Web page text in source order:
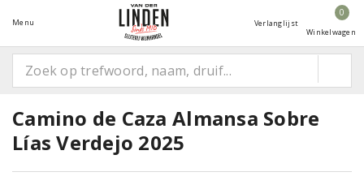
Menu Verlanglijst
0
Winkelwagen
Camino de Caza Almansa Sobre
Lías Verdejo 2025